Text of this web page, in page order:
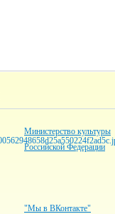
Министерство культуры
Российской Федерации
"Мы в ВКонтакте"